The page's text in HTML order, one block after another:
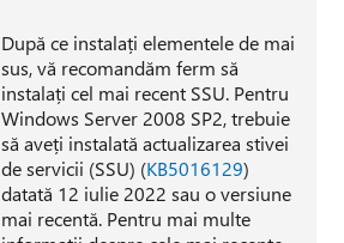
După ce instalați elementele de mai
sus, vă recomandăm ferm să
instalați cel mai recent SSU. Pentru
Windows Server 2008 SP2, trebuie
să aveți instalată actualizarea stivei
de servicii (SSU) (KB5016129)
datată 12 iulie 2022 sau o versiune
mai recentă. Pentru mai multe